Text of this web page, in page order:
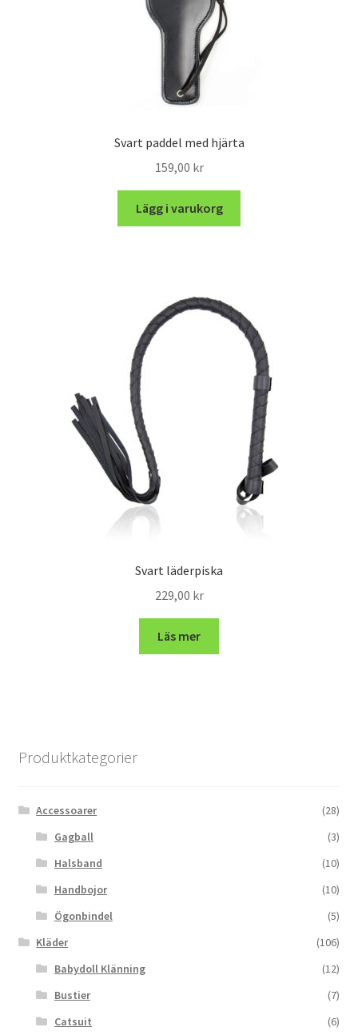
Svart paddel med hjärta
159,00 kr
Lägg i varukorg
Svart läderpiska
229,00 kr
Läs mer
Produktkategorier
Accessoarer
(28)
Gagball
(3)
Halsband
(10)
Handbojor
(10)
Ögonbindel
(5)
Kläder
(106)
Babydoll Klänning
(12)
Bustier
(7)
Catsuit
(6)